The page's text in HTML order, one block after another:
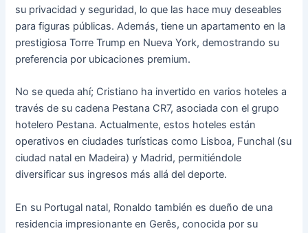
su privacidad y seguridad, lo que las hace muy deseables
para figuras públicas. Además, tiene un apartamento en la
prestigiosa Torre Trump en Nueva York, demostrando su
preferencia por ubicaciones premium.
No se queda ahí; Cristiano ha invertido en varios hoteles a
través de su cadena Pestana CR7, asociada con el grupo
hotelero Pestana. Actualmente, estos hoteles están
operativos en ciudades turísticas como Lisboa, Funchal (su
ciudad natal en Madeira) y Madrid, permitiéndole
diversificar sus ingresos más allá del deporte.
En su Portugal natal, Ronaldo también es dueño de una
residencia impresionante en Gerês, conocida por su